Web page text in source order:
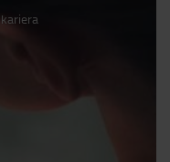
kariera